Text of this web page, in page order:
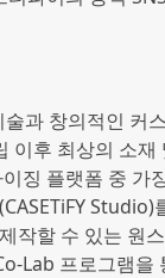
과 창의적인
이후 최상의 소
징 플랫폼 중
작할 수 있는 원
Lab 프로그램